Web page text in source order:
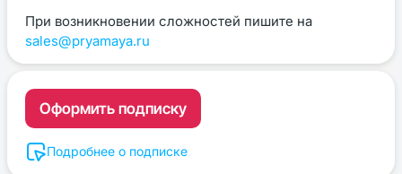
При возникновении сложностей пишите на
sales@pryamaya.ru
Оформить подписку
Подробнее о подписке